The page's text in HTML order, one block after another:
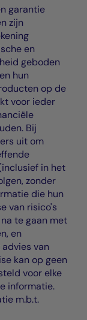
garantie
zijn
en
geboden
hun
op de
voor ieder
Bij
uit om
in het
zonder
die hun
van risico's
te gaan met
en
van
kan op geen
voor elke
informatie.
m.b.t.